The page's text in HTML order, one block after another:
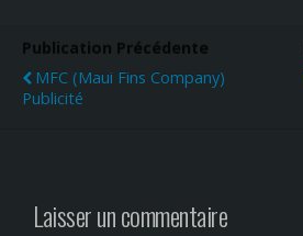
Publication Précédente
MFC (maui Fins Company)
Publicité
Laisser un commentaire